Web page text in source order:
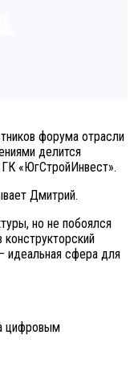
форума отрасли
делится
«ЮгСтройИнвест».
Дмитрий.
но не побоялся
идеальная сфера для
цифровым